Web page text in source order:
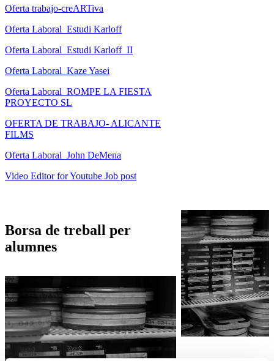
Oferta trabajo-creARTiva
Oferta Laboral_Estudi Karloff
Oferta Laboral_Estudi Karloff_II
Oferta Laboral_Kaze Yasei
Oferta Laboral_ROMPE LA FIESTA
PROYECTO SL
OFERTA DE TRABAJO- ALICANTE
FILMS
Oferta Laboral_John DeMena
Video Editor for Youtube Job post
Borsa de treball per
alumnes